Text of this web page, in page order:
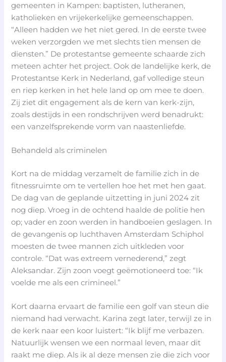
gemeenten in Kampen: baptisten, lutheranen,
katholieken en vrijekerkelijke gemeenschappen.
“Alleen hadden we het niet gered. In de eerste twee
weken verzorgden we met slechts tien mensen de
diensten.” De protestantse gemeente schaarde zich
meteen achter het project. Ook de landelijke kerk, de
Protestantse Kerk in Nederland, gaf volledige steun
en riep kerken in het hele land op om mee te doen.
Zij ziet dit engagement als de kern van kerk-zijn,
zoals destijds in een rondschrijven werd benadrukt:
een vanzelfsprekende vorm van naastenliefde.
Behandeld als criminelen
Kort na de middag verzamelt de familie zich in de
fitnessruimte om te vertellen hoe het met hen gaat.
De dag van de geplande uitzetting in juni 2024 zit
nog diep. Vroeg in de ochtend haalde de politie hen
op; vader en zoon werden in handboeien geslagen. In
de gevangenis op luchthaven Amsterdam Schiphol
moesten de twee mannen zich uitkleden voor
controle. “Dat was extreem vernederend,” zegt
Aleksandar. Zijn zoon voegt geëmotioneerd toe: “Ik
voelde me als een crimineel.”
Kort daarna ervaart de familie een golf van steun die
niemand had verwacht. Karina zegt later, terwijl ze in
de kerk naar een koor luistert: “Ik blijf me verbazen.
Natuurlijk wensen we een normaal leven, maar dit
raakt me diep. Als ik al deze mensen zie die zich voor